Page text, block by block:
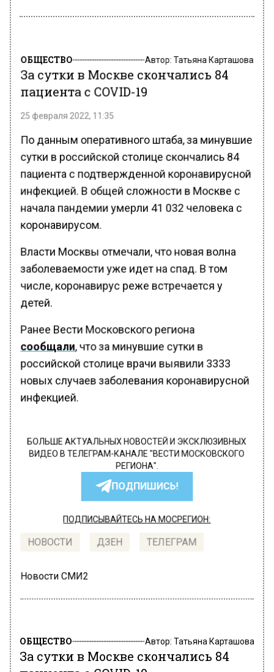
ОБЩЕСТВО Автор:Татьяна Карташова
За сутки в Москве скончались 84
пациента с COVID-19
25 февраля 2022, 11:35
По данным оперативного штаба, за минувшие
сутки в российской столице скончались 84
пациента с подтвержденной коронавирусной
инфекцией. В общей сложности в Москве с
начала пандемии умерли 41 032 человека с
коронавирусом.
Власти Москвы отмечали, что новая волна
заболеваемости уже идет на спад. В том
числе, коронавирус реже встречается у
детей.
Ранее Вести Московского региона
сообщали, что за минувшие сутки в
российской столице врачи выявили 3333
новых случаев заболевания коронавирусной
инфекцией.
БОЛЬШЕ АКТУАЛЬНЫХ НОВОСТЕЙ И ЭКСКЛЮЗИВНЫХ
ВИДЕО В ТЕЛЕГРАМ-КАНАЛЕ "ВЕСТИ МОСКОВСКОГО
РЕГИОНА".
ПОДПИШИСЬ!
ПОДПИСЫВАЙТЕСЬ НА МОСРЕГИОН:
НОВОСТИ ДЗЕН ТЕЛЕГРАМ
Новости СМИ2
ОБЩЕСТВО Автор: Татьяна Карташова
За сутки в Москве скончались 84